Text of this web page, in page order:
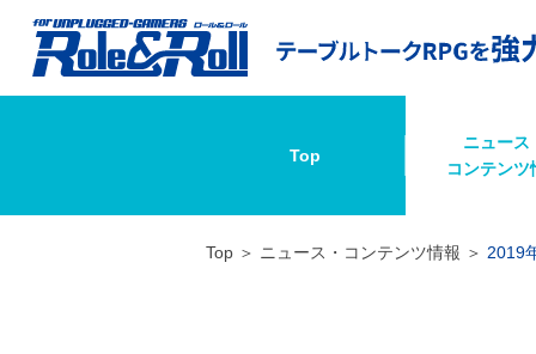
Top
ニュース
コンテンツ
Top ニュース・コンテンツ情報 2019